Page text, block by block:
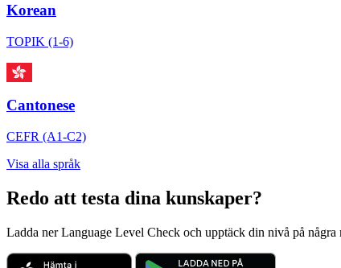
Korean
TOPIK (1-6)
Cantonese
CEFR (A1-C2)
Visa alla språk
Redo att testa dina kunskaper?
Ladda ner Language Level Check och upptäck din nivå på